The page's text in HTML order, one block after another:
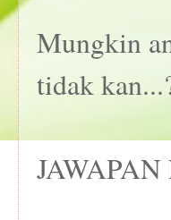
Mungkin
tidak